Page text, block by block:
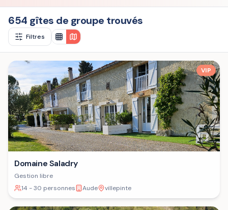
654 gîtes de groupe trouvés
Filtres
VIP
Domaine Saladry
Gestion libre
14 - 30 personnes
Aude villepinte